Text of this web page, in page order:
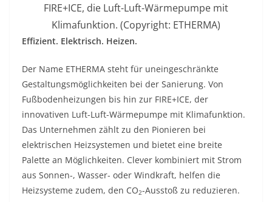
FIRE+ICE, die Luft-Luft-Wärmepumpe mit
Klimafunktion. (Copyright: ETHERMA)
Effizient. Elektrisch. Heizen.
Der Name ETHERMA steht für uneingeschränkte
Gestaltungsmöglichkeiten bei der Sanierung. Von
Fußbodenheizungen bis hin zur FIRE+ICE, der
innovativen Luft-Luft-Wärmepumpe mit Klimafunktion.
Das Unternehmen zählt zu den Pionieren bei
elektrischen Heizsystemen und bietet eine breite
Palette an Möglichkeiten. Clever kombiniert mit Strom
aus Sonnen-, Wasser- oder Windkraft, helfen die
Heizsysteme zudem, den CO2-Ausstoß zu reduzieren.